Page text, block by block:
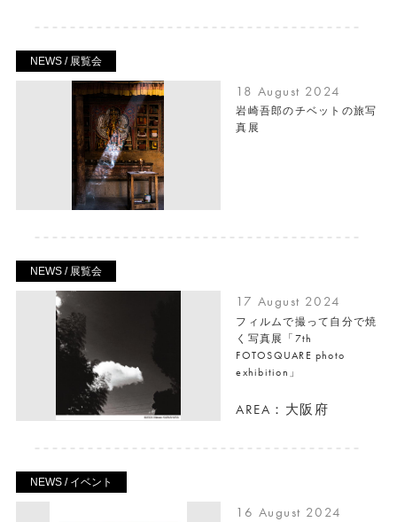
NEWS / 展覧会
18 August 2024
岩崎吾郎のチベットの旅写
真展
NEWS / 展覧会
17 August 2024
フィルムで撮って自分で焼
く写真展「7th
FOTOSQUARE photo
exhibition」
AREA：大阪府
NEWS / イベント
16 August 2024